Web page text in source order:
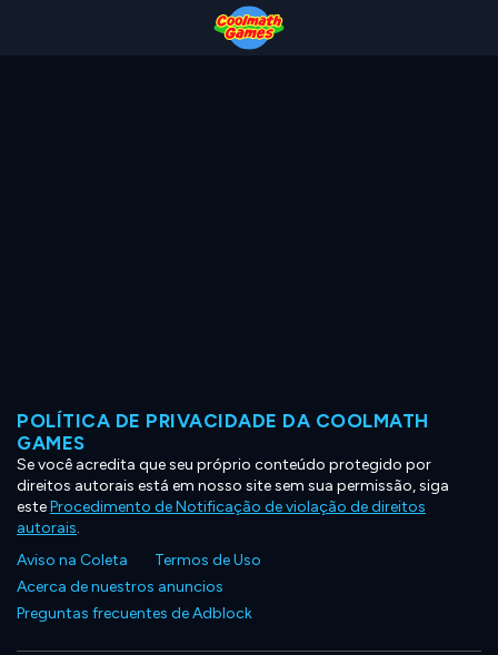
POLÍTICA DE PRIVACIDADE DA COOLMATH
GAMES
Se você acredita que seu próprio conteúdo protegido por
direitos autorais está em nosso site sem sua permissão, siga
esteProcedimento de Notificação de violação de direitos
autorais.
Aviso na Coleta
Termos de Uso
Acerca de nuestros anuncios
Preguntas frecuentes de Adblock